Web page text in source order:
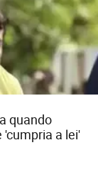
quando
a lei'